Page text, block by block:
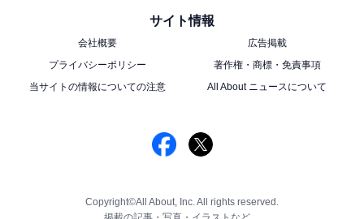
サイト情報
会社概要
広告掲載
プライバシーポリシー
著作権・商標・免責事項
当サイトの情報についての注意
All About ニュースについて
Copyright©All About, Inc. All rights reserved.